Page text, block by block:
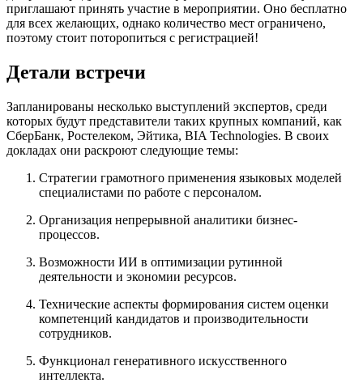
приглашают принять участие в мероприятии. Оно бесплатно
для всех желающих, однако количество мест ограничено,
поэтому стоит поторопиться с регистрацией!
Детали встречи
Запланированы несколько выступлений экспертов, среди
которых будут представители таких крупных компаний, как
СберБанк, Ростелеком, Эйтика, BIA Technologies. В своих
докладах они раскроют следующие темы:
Стратегии грамотного применения языковых моделей
специалистами по работе с персоналом.
Организация непрерывной аналитики бизнес-
процессов.
Возможности ИИ в оптимизации рутинной
деятельности и экономии ресурсов.
Технические аспекты формирования систем оценки
компетенций кандидатов и производительности
сотрудников.
Функционал генеративного искусственного
интеллекта.